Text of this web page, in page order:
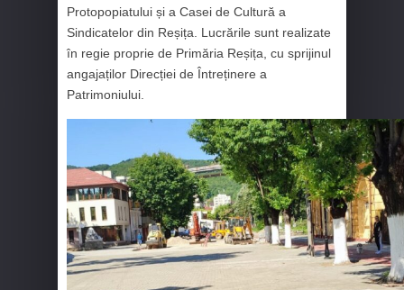
Protopopiatului și a Casei de Cultură a
Sindicatelor din Reșița. Lucrările sunt realizate
în regie proprie de Primăria Reșița, cu sprijinul
angajaților Direcției de Întreținere a
Patrimoniului.